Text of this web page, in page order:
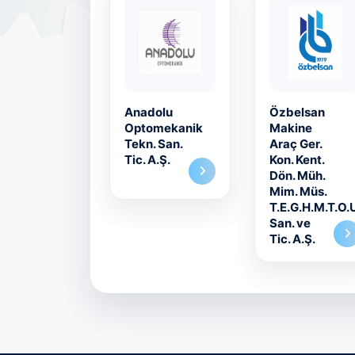
Anadolu
Optomekanik
Tekn. San.
Tic. A.Ş.
Özbelsan
Makine
Araç Ger.
Kon. Kent.
Dön. Müh.
Mim. Müs.
San. ve
Tic. A.Ş.